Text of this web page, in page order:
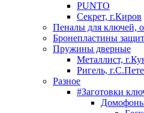
PUNTO
Секрет, г.Киров
Пеналы для ключей,
Бронепластины
Пружины дверные
Металлист,
Ригель,
Разное
#Заготовки